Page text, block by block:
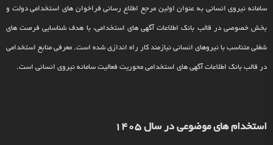
سامانه نیروی انسانی به عنوان اولین مرجع اطلاع رسانی فراخوان های استخدامی دولت و
بخش خصوصی در قالب بانک اطلاعات آگهی های استخدامی، با هدف شناسایی فرصت های
شغلی متناسب با نیروهای انسانی نیازمند کار راه اندازی شده است. معرفی منابع استخدامی
در قالب بانک اطلاعات آگهی های استخدامی محوریت فعالیت سامانه نیروی انسانی است.
استخدام های موضوعی در سال 1405